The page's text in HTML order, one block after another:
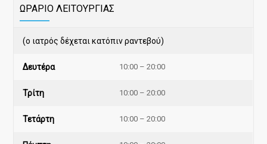
ΩΡΑΡΙΟ ΛΕΙΤΟΥΡΓΙΑΣ
(ο ιατρός δέχεται κατόπιν ραντεβού)
Δευτέρα 10:00 – 20:00
Τρίτη 10:00 – 20:00
Τετάρτη 10:00 – 20:00